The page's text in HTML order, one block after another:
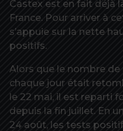
Castex est en fait déjà
France. Pour arriver à
s’appuie sur la nette
positifs.
Alors que le nombre
chaque jour était
le 22 mai, il est reparti
depuis la fin juillet. En
24 août, les tests